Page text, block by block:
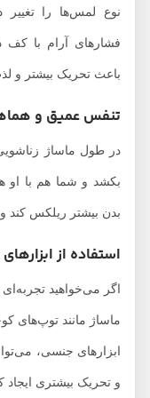
نوع لمس‌ها را تغییر
فشارهای آرام با کف
باعث تحریک بیشتر و
تنفس عمیق و هماهنگ
در طول ماساژ زناشویی،
بکشد و شما هم با او
بدن بیشتر ریلکس کند و
استفاده از ابزارهای
اگر می‌خواهید تجربه‌ای
ماساژ مانند توپ‌های کوچک
ابزارهای جنسی،
و تحریک بیشتری ایجاد کنند.